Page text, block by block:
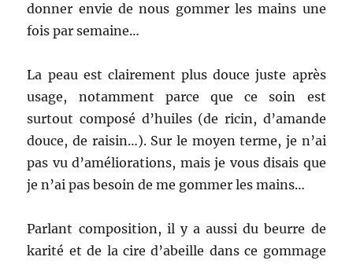
donner envie de nous gommer les mains une
fois par semaine…
La peau est clairement plus douce juste après
usage, notamment parce que ce soin est
surtout composé d’huiles (de ricin, d’amande
douce, de raisin…). Sur le moyen terme, je n’ai
pas vu d’améliorations, mais je vous disais que
je n’ai pas besoin de me gommer les mains…
Parlant composition, il y a aussi du beurre de
karité et de la cire d’abeille dans ce gommage